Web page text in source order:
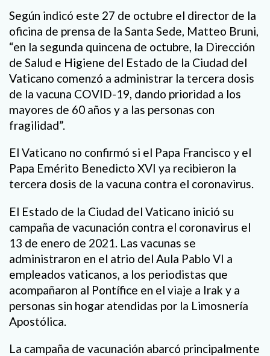
Según indicó este 27 de octubre el director de la
oficina de prensa de la Santa Sede, Matteo Bruni,
“en la segunda quincena de octubre, la Dirección
de Salud e Higiene del Estado de la Ciudad del
Vaticano comenzó a administrar la tercera dosis
de la vacuna COVID-19, dando prioridad a los
mayores de 60 años y a las personas con
fragilidad”.
El Vaticano no confirmó si el Papa Francisco y el
Papa Emérito Benedicto XVI ya recibieron la
tercera dosis de la vacuna contra el coronavirus.
El Estado de la Ciudad del Vaticano inició su
campaña de vacunación contra el coronavirus el
13 de enero de 2021. Las vacunas se
administraron en el atrio del Aula Pablo VI a
empleados vaticanos, a los periodistas que
acompañaron al Pontífice en el viaje a Irak y a
personas sin hogar atendidas por la Limosnería
Apostólica.
La campaña de vacunación abarcó principalmente